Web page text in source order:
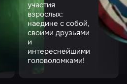
участия
взрослых:
наедине с собой,
своими друзьями
и
интереснейшими
головоломками!